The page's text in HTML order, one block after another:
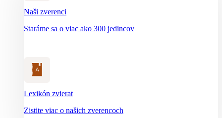
Naši zverenci
Staráme sa o viac ako 300 jedincov
Lexikón zvierat
Zistite viac o našich zverencoch